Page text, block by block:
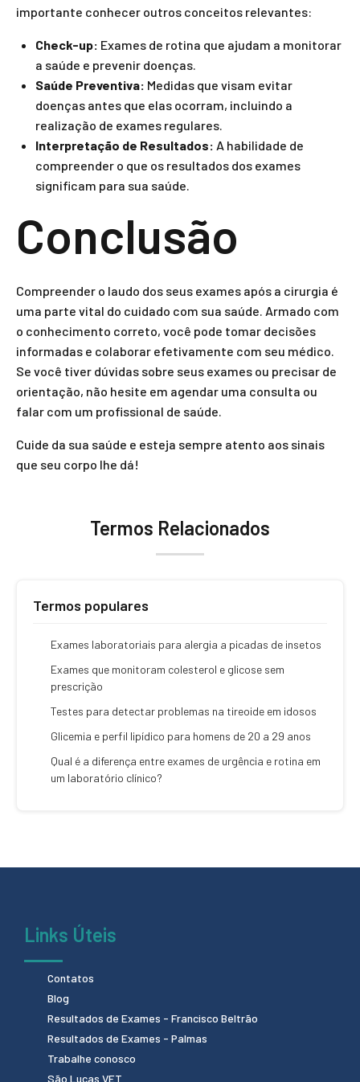
importante conhecer outros conceitos relevantes:
Check-up: Exames de rotina que ajudam a monitorar
a saúde e prevenir doenças.
Saúde Preventiva: Medidas que visam evitar
doenças antes que elas ocorram, incluindo a
realização de exames regulares.
Interpretação de Resultados: A habilidade de
compreender o que os resultados dos exames
significam para sua saúde.
Conclusão
Compreender o laudo dos seus exames após a cirurgia é
uma parte vital do cuidado com sua saúde. Armado com
o conhecimento correto, você pode tomar decisões
informadas e colaborar efetivamente com seu médico.
Se você tiver dúvidas sobre seus exames ou precisar de
orientação, não hesite em agendar uma consulta ou
falar com um profissional de saúde.
Cuide da sua saúde e esteja sempre atento aos sinais
que seu corpo lhe dá!
Termos Relacionados
Termos populares
Exames laboratoriais para alergia a picadas de insetos
Exames que monitoram colesterol e glicose sem
prescrição
Testes para detectar problemas na tireoide em idosos
Glicemia e perfil lipídico para homens de 20 a 29 anos
Qual é a diferença entre exames de urgência e rotina em
um laboratório clínico?
Links Úteis
Contatos
Blog
Resultados de Exames - Francisco Beltrão
Resultados de Exames - Palmas
Trabalhe conosco
São Lucas VET